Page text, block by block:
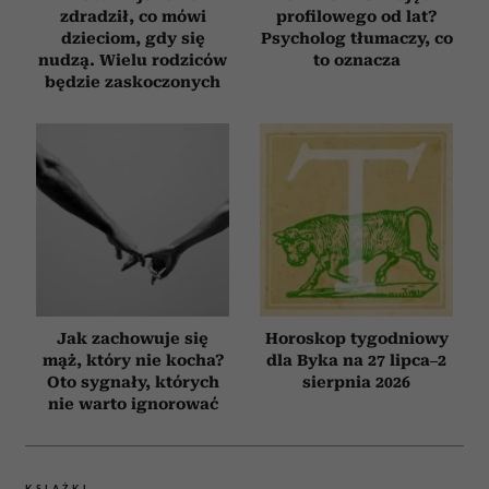
zdradził, co mówi
dzieciom, gdy się
nudzą. Wielu rodziców
będzie zaskoczonych
profilowego od lat?
Psycholog tłumaczy, co
to oznacza
Jak zachowuje się
mąż, który nie kocha?
Oto sygnały, których
nie warto ignorować
Horoskop tygodniowy
dla Byka na 27 lipca–2
sierpnia 2026